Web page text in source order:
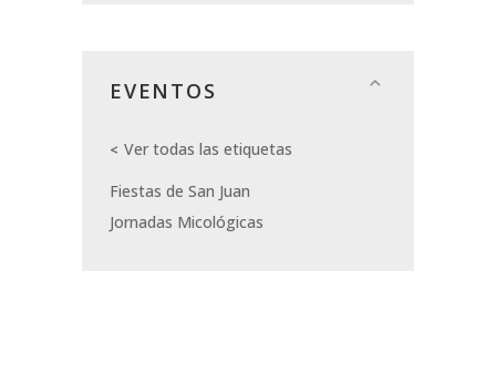
EVENTOS
Ver todas las etiquetas
Fiestas de San Juan
Jornadas Micológicas